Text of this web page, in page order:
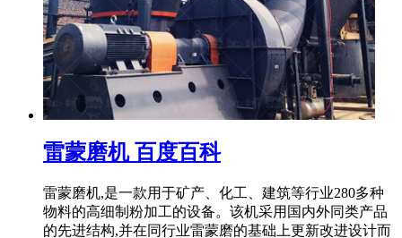
雷蒙磨机 百度百科
雷蒙磨机,是一款用于矿产、化工、建筑等行业280多种
物料的高细制粉加工的设备。该机采用国内外同类产品
的先进结构,并在同行业雷蒙磨的基础上更新改进设计而